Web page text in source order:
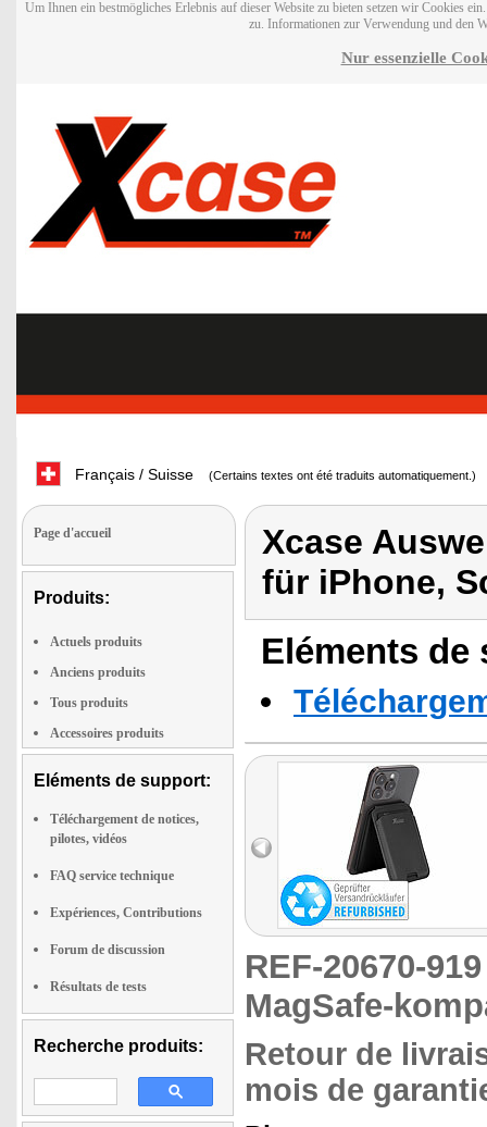
Um Ihnen ein bestmögliches Erlebnis auf dieser Website zu bieten setzen wir Cookies
zu. Informationen zur Verwendung und den
Nur essenzielle
Français / Suisse (Certains textes ont été traduits automatiquement.)
Page d'accueil
Produits:
Actuels produits
Anciens produits
Tous produits
Accessoires produits
Eléments de support:
Téléchargement de notices,
pilotes, vidéos
FAQ service technique
Expériences, Contributions
Forum de discussion
Résultats de tests
Recherche produits:
Xcase
für iPhone,
Eléments
REF-20670-
MagSafe-
Retour de
mois de